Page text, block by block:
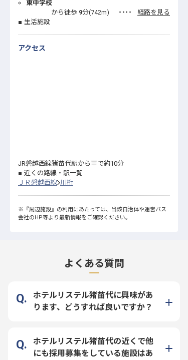
東中学校
から徒歩 9分(742m) ・・・・
経路を見る
生活施設
アクセス
JR磐越西線猪苗代駅から車で約10分
近くの路線・駅一覧
ＪＲ磐越西線 川桁
※ 『周辺施設』 の利用にあたっては、当該自治体や運営バス
会社のHP等より最新情報をご確認ください。
よくある質問
ホテルリステル猪苗代に興味があ
ります、どうすれば良いですか？
ホテルリステル猪苗代の近くで他
にも採用募集をしている施設はあ